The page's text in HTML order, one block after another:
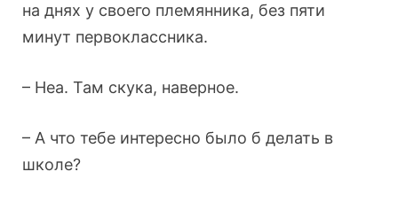
на днях у своего племянника, без пяти
минут первоклассника.
– Неа. Там скука, наверное.
– А что тебе интересно было б делать в
школе?